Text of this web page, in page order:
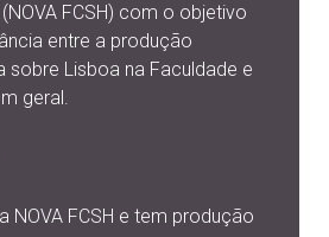
FCSH) com o objetivo
entre a produção
sobre Lisboa na Faculdade e
geral.
NOVA FCSH e tem produção